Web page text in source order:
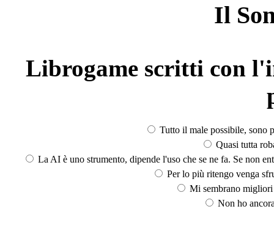
Il
Librogame scritti con
Tutto il male possibile, sono
Quasi tutta
La AI è uno strumento, dipende l'uso che se ne fa. Se non
Per lo più ritengo venga
Mi sembrano
Non ho